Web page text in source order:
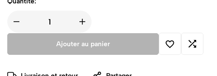
Ajouter au panier